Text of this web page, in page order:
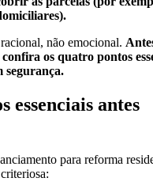
não emocional.
os quatro pontos
segurança.
essenciais antes
para reforma